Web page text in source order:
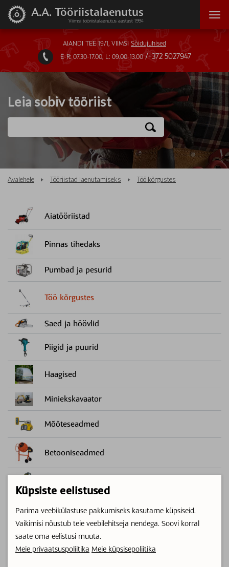
Küpsiste eelistused
Parima veebikülastuse pakkumiseks kasutame küpsiseid.
Vaikimisi nõustub teie veebilehitseja nendega. Soovi korral
saate oma eelistusi muuta.
Meie privaatsuspoliitika Meie küpsisepoliitika
AIANDI TEE 19/1, VIIMSI Sõidujuhised
 E-R: 07.30-17.00, L: 09.00-13.00 +372 5027947
A.A. Tööriistalaenutus
Viimsi tööriistalaenutus aastast 1994
Leia sobiv tööriist
Avalehele Tööriistad laenutamiseks Töö kõrgustes
Aiatööriistad
Pinnas tihedaks
Pumbad ja pesurid
Töö kõrgustes
Saed ja höövlid
Piigid ja puurid
Haagised
Miniekskavaator
Mõõteseadmed
Betooniseadmed
Lõikurid
Gaasiballoonide müük/vahetus
Soojakud ja telgid